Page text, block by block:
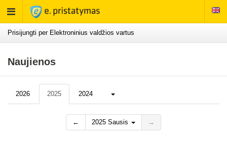
Rodyti
meniu
Prisijungti per Elektroninius valdžios vartus
Naujienos
2026 2025 2024 Daugiau...
← 2025 Sausis →